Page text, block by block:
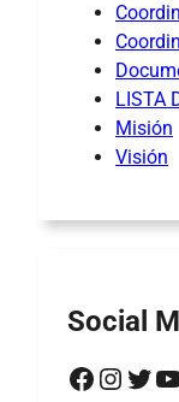
LISTA
Misión
Visión
Social
Facebook Instagram Twitter YouTube